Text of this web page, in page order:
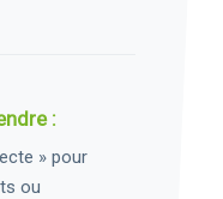
:
» pour
ou